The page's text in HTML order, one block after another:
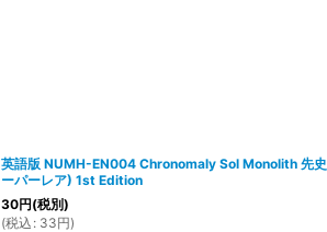
英語版 NUMH-EN004 Chronomaly Sol Monolith 先史
ーパーレア) 1st Edition
30円(税別)
(税込 : 33円)